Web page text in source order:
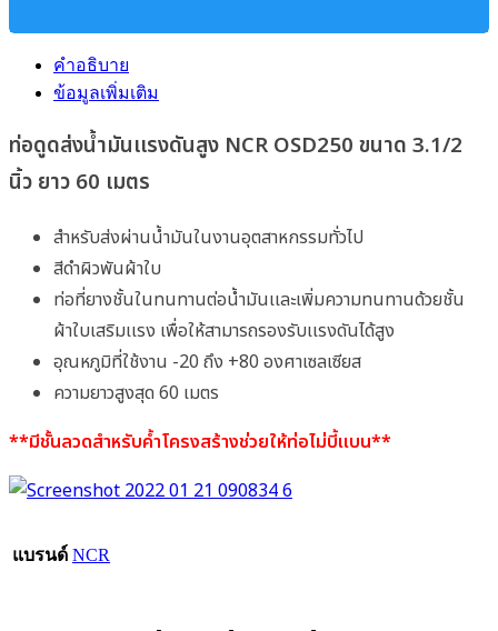
คำอธิบาย
ข้อมูลเพิ่มเติม
ท่อดูดส่งน้ำมันเเรงดันสูง NCR OSD250 ขนาด 3.1/2
นิ้ว ยาว 60 เมตร
สำหรับส่งผ่านน้ำมันในงานอุตสาหกรรมทั่วไป
สีดำผิวพันผ้าใบ
ท่อที่ยางชั้นในทนทานต่อน้ำมันเเละเพิ่มความทนทานด้วยชั้น
ผ้าใบเสริมเเรง เพื่อให้สามารถรองรับเเรงดันได้สูง
อุณหภูมิที่ใช้งาน -20 ถึง +80 องศาเซลเซียส
ความยาวสูงสุด 60 เมตร
**มีชั้นลวดสำหรับค้ำโครงสร้างช่วยให้ท่อไม่บี้เเบน**
แบรนด์ NCR